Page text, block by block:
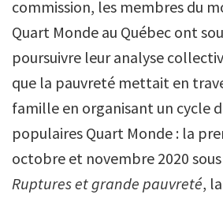
commission, les membres du
Quart Monde au Québec ont
poursuivre leur analyse
que la pauvreté mettait en
famille en organisant un cycle
populaires Quart Monde : la
octobre et novembre 2020
Ruptures et grande pauvreté,